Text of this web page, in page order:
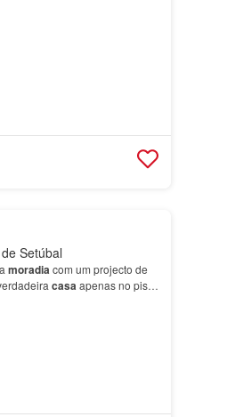
Setúbal
moradiacom um projecto de
casaapenas no piso
que a…